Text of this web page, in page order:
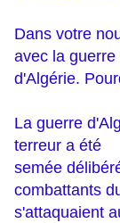
Dans votre
avec la guerre
d'Algérie.
La guerre
terreur a été
semée
combattants
s'attaquaient